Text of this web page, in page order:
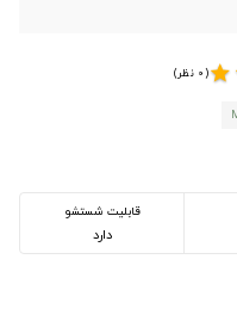
star(0 نظر)
قابلیت شستشو
دارد